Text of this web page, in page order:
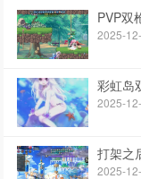
PVP双
2025-
彩虹岛
2025-
打架之
2025-